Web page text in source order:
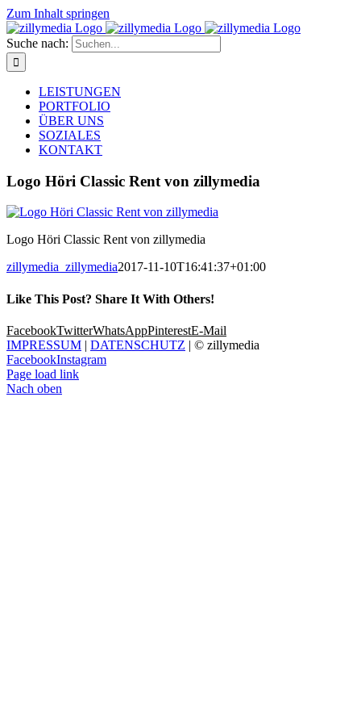
Zum Inhalt springen
Suche nach:
LEISTUNGEN
PORTFOLIO
ÜBER UNS
SOZIALES
KONTAKT
Logo Höri Classic Rent von zillymedia
Logo Höri Classic Rent von zillymedia
zillymedia_zillymedia2017-11-10T16:41:37+01:00
Like This Post? Share It With Others!
FacebookTwitterWhatsAppPinterestE-Mail
IMPRESSUM | DATENSCHUTZ | © zillymedia
FacebookInstagram
Page load link
Nach oben